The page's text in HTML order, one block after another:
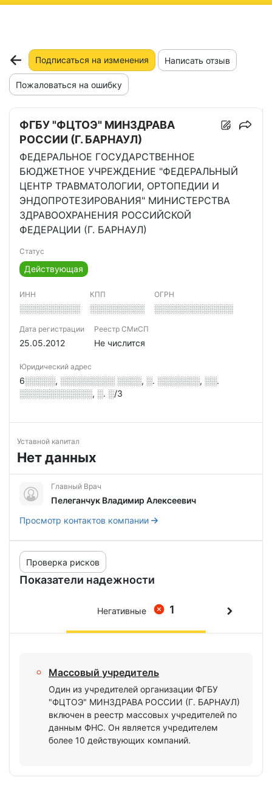
Подписаться на изменения Написать отзыв
Пожаловаться на ошибку
ФГБУ "ФЦТОЭ" МИНЗДРАВА
РОССИИ (Г. БАРНАУЛ)
ФЕДЕРАЛЬНОЕ ГОСУДАРСТВЕННОЕ
БЮДЖЕТНОЕ УЧРЕЖДЕНИЕ "ФЕДЕРАЛЬНЫЙ
ЦЕНТР ТРАВМАТОЛОГИИ, ОРТОПЕДИИ И
ЭНДОПРОТЕЗИРОВАНИЯ" МИНИСТЕРСТВА
ЗДРАВООХРАНЕНИЯ РОССИЙСКОЙ
ФЕДЕРАЦИИ (Г. БАРНАУЛ)
Статус
Действующая
ИНН
░░░░░░░░░░
КПП
░░░░░░░░░
ОГРН
░░░░░░░░░░░░░
Дата регистрации
25.05.2012
Реестр СМиСП
Не числится
Юридический адрес
6░░░░░, ░░░░░░░░░ ░░░░, ░. ░░░░░░░, ░░.
░░░░░░░░░░░░, ░. ░/3
Уставной капитал
Нет данных
Главный Врач
Пелеганчук Владимир Алексеевич
Просмотр контактов компании
Показатели надежности
Проверка рисков
1
Негативные
Массовый учредитель
Один из учредителей организации ФГБУ
"ФЦТОЭ" МИНЗДРАВА РОССИИ (Г. БАРНАУЛ)
включен в реестр массовых учредителей по
данным ФНС. Он является учредителем
более 10 действующих компаний.